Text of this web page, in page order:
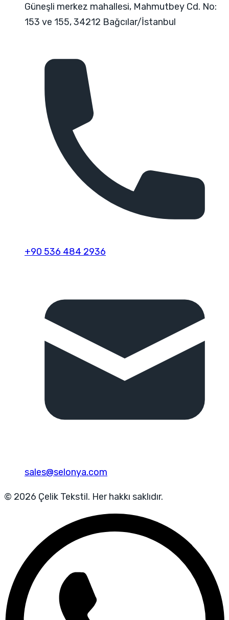
Güneşli merkez mahallesi, Mahmutbey Cd. No:
153 ve 155, 34212 Bağcılar/İstanbul
+90 536 484 2936
sales@selonya.com
© 2026 Çelik Tekstil. Her hakkı saklıdır.